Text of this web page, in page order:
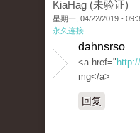
KiaHag (未验证)
星期一, 04/22/2019 -
永久连接
dahnsrso
<a href="
mg</a>
回复